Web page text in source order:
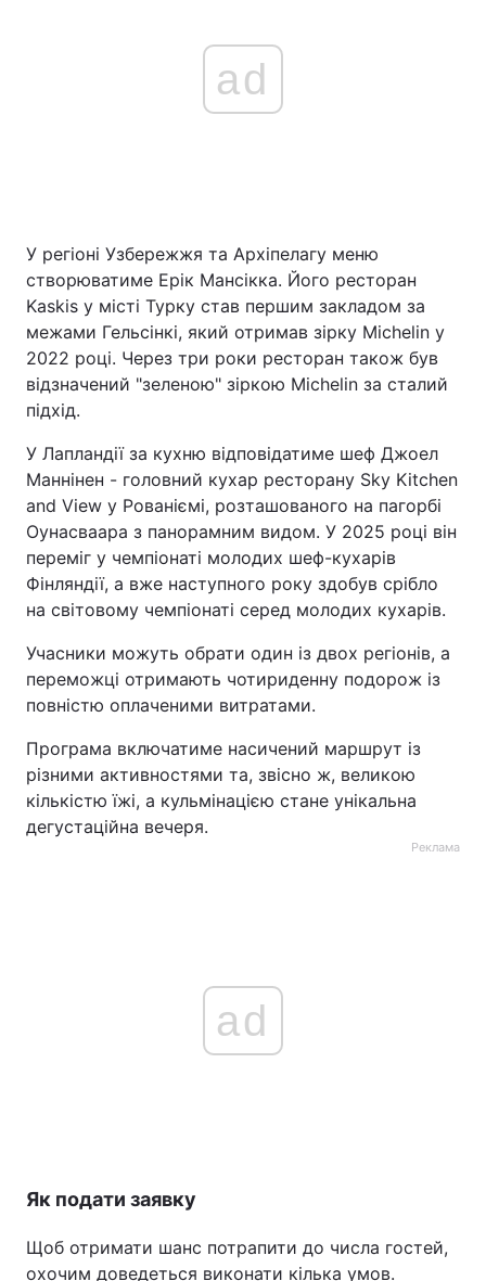
ad
У регіоні Узбережжя та Архіпелагу меню
створюватиме Ерік Мансікка. Його ресторан
Kaskis у місті Турку став першим закладом за
межами Гельсінкі, який отримав зірку Michelin у
2022 році. Через три роки ресторан також був
відзначений "зеленою" зіркою Michelin за сталий
підхід.
У Лапландії за кухню відповідатиме шеф Джоел
Маннінен - головний кухар ресторану Sky Kitchen
and View у Рованіємі, розташованого на пагорбі
Оунасваара з панорамним видом. У 2025 році він
переміг у чемпіонаті молодих шеф-кухарів
Фінляндії, а вже наступного року здобув срібло
на світовому чемпіонаті серед молодих кухарів.
Учасники можуть обрати один із двох регіонів, а
переможці отримають чотириденну подорож із
повністю оплаченими витратами.
Програма включатиме насичений маршрут із
різними активностями та, звісно ж, великою
кількістю їжі, а кульмінацією стане унікальна
дегустаційна вечеря.
Реклама
ad
Як подати заявку
Щоб отримати шанс потрапити до числа гостей,
охочим доведеться виконати кілька умов.